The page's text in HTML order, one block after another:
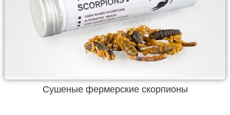
Сушеные фермерские скорпионы